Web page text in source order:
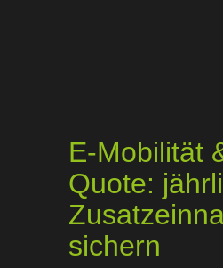
E-Mobilität
Quote:
sichern